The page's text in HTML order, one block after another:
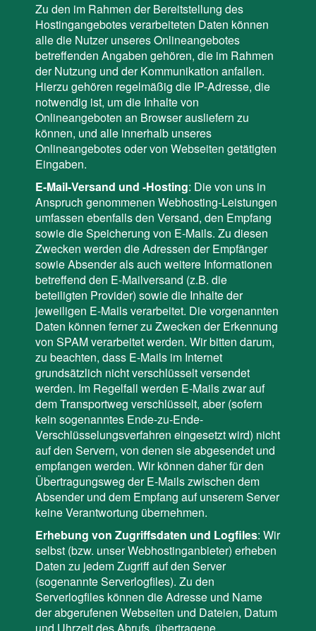
Zu den im Rahmen der Bereitstellung des
Hostingangebotes verarbeiteten Daten können
alle die Nutzer unseres Onlineangebotes
betreffenden Angaben gehören, die im Rahmen
der Nutzung und der Kommunikation anfallen.
Hierzu gehören regelmäßig die IP-Adresse, die
notwendig ist, um die Inhalte von
Onlineangeboten an Browser ausliefern zu
können, und alle innerhalb unseres
Onlineangebotes oder von Webseiten getätigten
Eingaben.
E-Mail-Versand und -Hosting: Die von uns in
Anspruch genommenen Webhosting-Leistungen
umfassen ebenfalls den Versand, den Empfang
sowie die Speicherung von E-Mails. Zu diesen
Zwecken werden die Adressen der Empfänger
sowie Absender als auch weitere Informationen
betreffend den E-Mailversand (z.B. die
beteiligten Provider) sowie die Inhalte der
jeweiligen E-Mails verarbeitet. Die vorgenannten
Daten können ferner zu Zwecken der Erkennung
von SPAM verarbeitet werden. Wir bitten darum,
zu beachten, dass E-Mails im Internet
grundsätzlich nicht verschlüsselt versendet
werden. Im Regelfall werden E-Mails zwar auf
dem Transportweg verschlüsselt, aber (sofern
kein sogenanntes Ende-zu-Ende-
Verschlüsselungsverfahren eingesetzt wird) nicht
auf den Servern, von denen sie abgesendet und
empfangen werden. Wir können daher für den
Übertragungsweg der E-Mails zwischen dem
Absender und dem Empfang auf unserem Server
keine Verantwortung übernehmen.
Erhebung von Zugriffsdaten und Logfiles: Wir
selbst (bzw. unser Webhostinganbieter) erheben
Daten zu jedem Zugriff auf den Server
(sogenannte Serverlogfiles). Zu den
Serverlogfiles können die Adresse und Name
der abgerufenen Webseiten und Dateien, Datum